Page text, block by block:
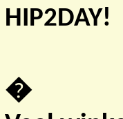
HIP2DAY!
�